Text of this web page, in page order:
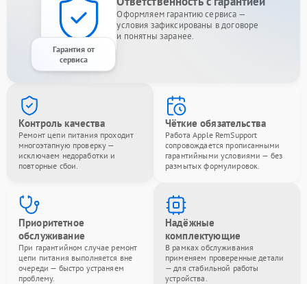
Гарантия от
сервиса
Оформляем гарантию сервиса —
условия зафиксированы в договоре
и понятны заранее.
Контроль качества
Ремонт цепи питания проходит
многоэтапную проверку —
исключаем недоработки и
повторные сбои.
Чёткие обязательства
Работа Apple RemSupport
сопровождается прописанными
гарантийными условиями — без
размытых формулировок.
Приоритетное
обслуживание
При гарантийном случае ремонт
цепи питания выполняется вне
очереди — быстро устраняем
проблему.
Надёжные
комплектующие
В рамках обслуживания
применяем проверенные детали
— для стабильной работы
устройства.